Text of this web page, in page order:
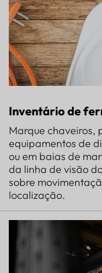
Inventário de
Marque chaveiros,
equipamentos de
ou em baias de
da linha de visão
sobre
localização.